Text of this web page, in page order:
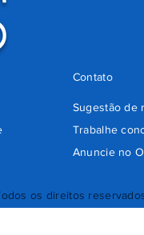
os direitos
Sugestão de
Trabalhe
Anuncie no
Contato